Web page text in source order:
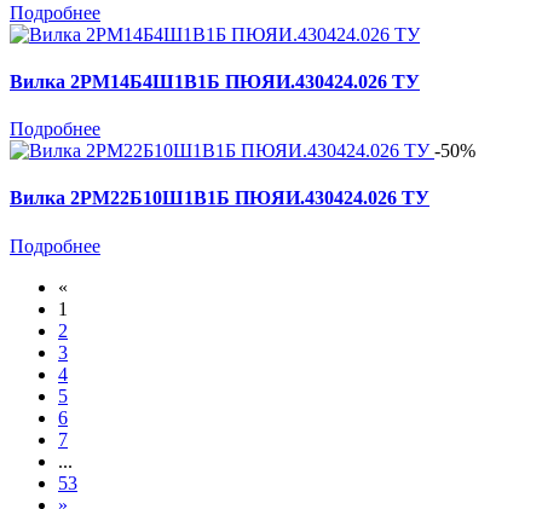
Подробнее
Вилка 2РМ14Б4Ш1В1Б ПЮЯИ.430424.026 ТУ
Подробнее
-50%
Вилка 2РМ22Б10Ш1В1Б ПЮЯИ.430424.026 ТУ
Подробнее
«
1
2
3
4
5
6
7
...
53
»